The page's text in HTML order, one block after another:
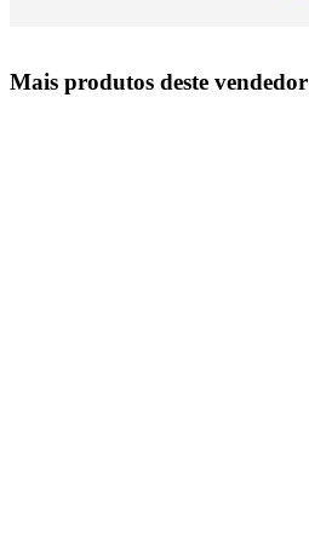
Mais produtos deste vendedor